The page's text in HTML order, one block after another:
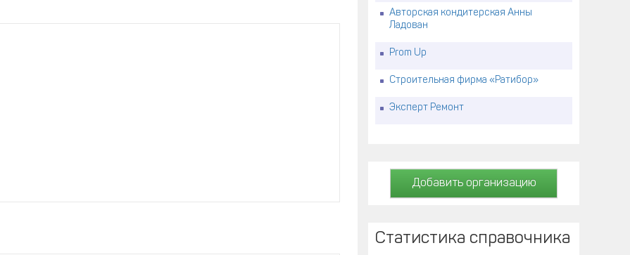
Авторская кондитерская Анны
Ладован
Prom Up
Строительная фирма «Ратибор»
Эксперт Ремонт
Добавить организацию
Статистика справочника